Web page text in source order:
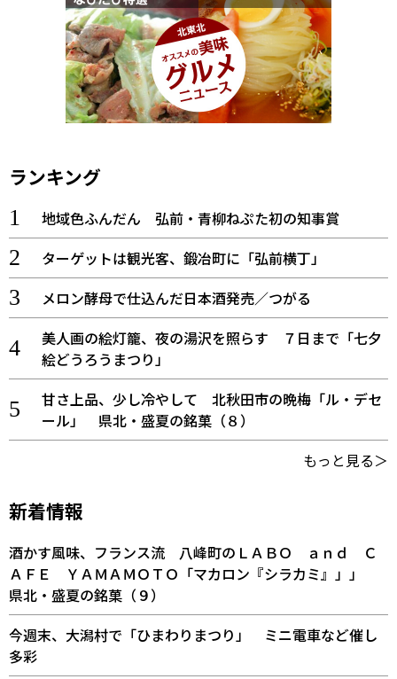
ランキング
地域色ふんだん 弘前・青柳ねぷた初の知事賞
ターゲットは観光客、鍛冶町に「弘前横丁」
メロン酵母で仕込んだ日本酒発売／つがる
美人画の絵灯籠、夜の湯沢を照らす ７日まで「七夕
絵どうろうまつり」
甘さ上品、少し冷やして 北秋田市の晩梅「ル・デセ
ール」 県北・盛夏の銘菓（８）
もっと見る＞
新着情報
酒かす風味、フランス流 八峰町のＬＡＢＯ ａｎｄ Ｃ
ＡＦＥ ＹＡＭＡＭＯＴＯ「マカロン『シラカミ』」」
県北・盛夏の銘菓（９）
今週末、大潟村で「ひまわりまつり」 ミニ電車など催し
多彩